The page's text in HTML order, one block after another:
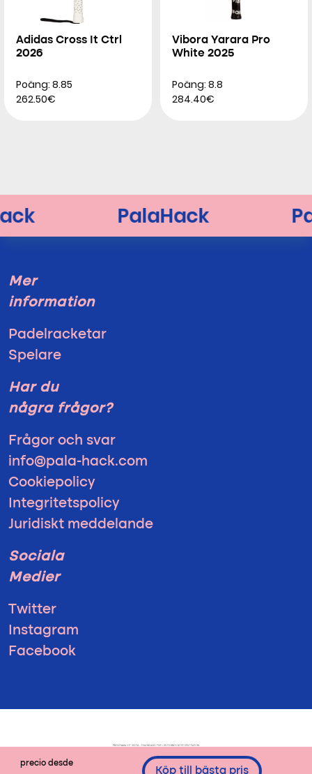
precio desde
Köp till bästa pris
Adidas Cross It Ctrl
2026
Poäng: 8.85
262.50€
Vibora Yarara Pro
White 2025
Poäng: 8.8
284.40€
Mer
information
Padelracketar
Spelare
Har du
några frågor?
Frågor och svar
info@pala-hack.com
Cookiepolicy
Integritetspolicy
Juridiskt meddelande
Sociala
Medier
Twitter
Instagram
Facebook